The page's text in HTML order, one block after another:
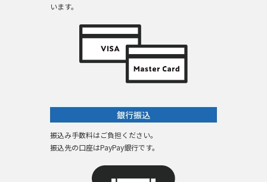
います。
銀行振込
振込み手数料はご負担ください。
振込先の口座はPayPay銀行です。